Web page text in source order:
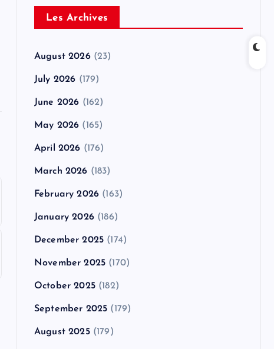
Les Archives
August 2026(23)
July 2026 (179)
June 2026 (162)
May 2026 (165)
April 2026 (176)
March 2026 (183)
February 2026 (163)
January 2026(186)
December 2025 (174)
November 2025 (170)
October 2025(182)
September 2025 (179)
August 2025(179)